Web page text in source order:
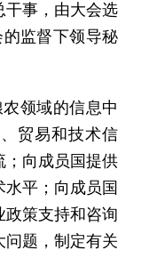
干事，由大会选
监督下领导秘
领域的信息中
贸易和技术信
；向成员国提供
平；向成员国
政策支持和咨询
问题，制定有关